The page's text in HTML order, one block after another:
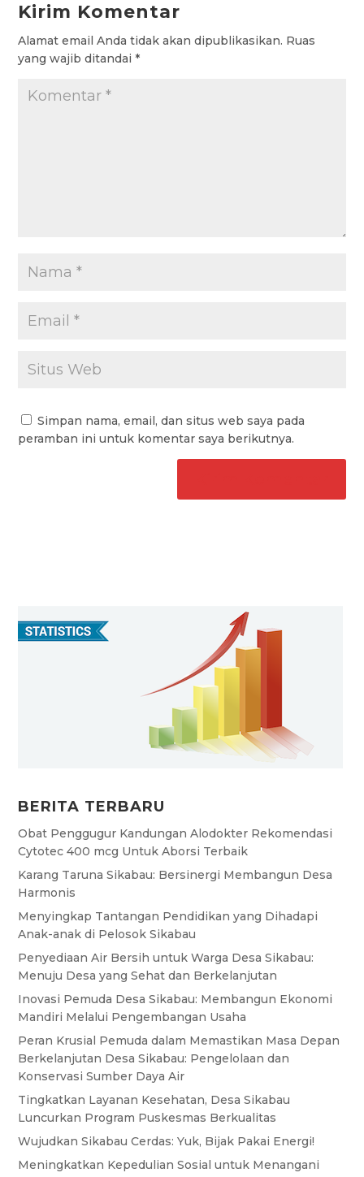
o
o
A
p
e
r
r
a
e
Kirim Komentar
Alamat email Anda tidak akan dipublikasikan. Ruas
yang wajib ditandai*
Simpan nama, email, dan situs web saya pada
peramban ini untuk komentar saya berikutnya.
BERITA TERBARU
Obat Penggugur Kandungan Alodokter Rekomendasi
Cytotec 400 mcg Untuk Aborsi Terbaik
Karang Taruna Sikabau: Bersinergi Membangun Desa
Harmonis
Menyingkap Tantangan Pendidikan yang Dihadapi
Anak-anak di Pelosok Sikabau
Penyediaan Air Bersih untuk Warga Desa Sikabau:
Menuju Desa yang Sehat dan Berkelanjutan
Inovasi Pemuda Desa Sikabau: Membangun Ekonomi
Mandiri Melalui Pengembangan Usaha
Peran Krusial Pemuda dalam Memastikan Masa Depan
Berkelanjutan Desa Sikabau: Pengelolaan dan
Konservasi Sumber Daya Air
Tingkatkan Layanan Kesehatan, Desa Sikabau
Luncurkan Program Puskesmas Berkualitas
Wujudkan Sikabau Cerdas: Yuk, Bijak Pakai Energi!
Meningkatkan Kepedulian Sosial untuk Menangani